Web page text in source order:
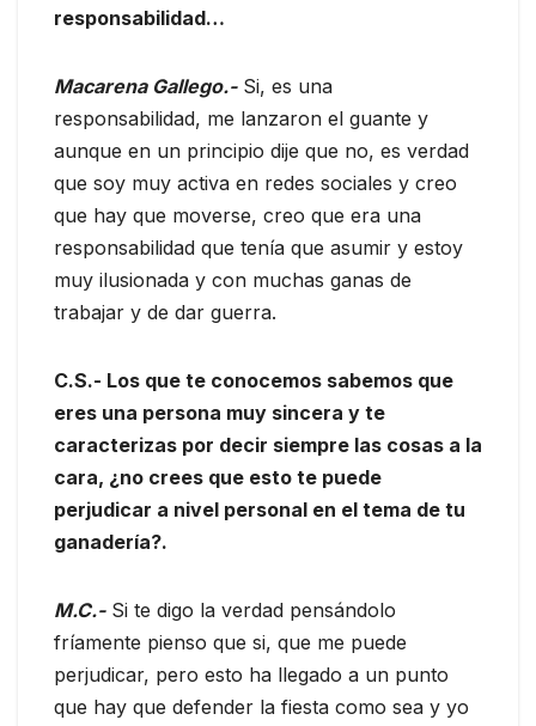
responsabilidad…
Macarena Gallego.-Si, es una
responsabilidad, me lanzaron el guante y
aunque en un principio dije que no, es verdad
que soy muy activa en redes sociales y creo
que hay que moverse, creo que era una
responsabilidad que tenía que asumir y estoy
muy ilusionada y con muchas ganas de
trabajar y de dar guerra.
C.S.- Los que te conocemos sabemos que
eres una persona muy sincera y te
caracterizas por decir siempre las cosas a la
cara, ¿no crees que esto te puede
perjudicar a nivel personal en el tema de tu
ganadería?.
M.C.-Si te digo la verdad pensándolo
fríamente pienso que si, que me puede
perjudicar, pero esto ha llegado a un punto
que hay que defender la fiesta como sea y yo